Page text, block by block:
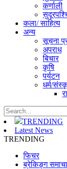
कर्णाली
कला/ साहित्य
अन्य
सूचना
अपराध
बिचार
कृषि
पर्यटन
धर्म/
TRENDING
Latest News
TRENDING
फिचर
ब्रेकिङ्ग